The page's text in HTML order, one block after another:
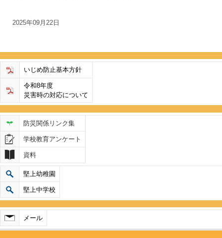
2025年09月22日
いじめ防止基本方針
令和8年度
災害時の対応について
防災関係リンク集
学校教育アンケート
資料
堅上幼稚園
堅上中学校
メール